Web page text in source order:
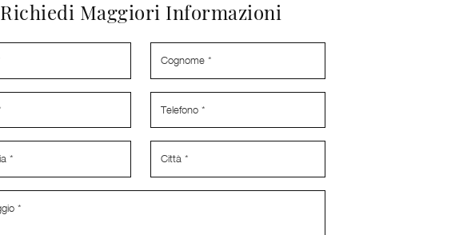
Richiedi Maggiori Informazioni